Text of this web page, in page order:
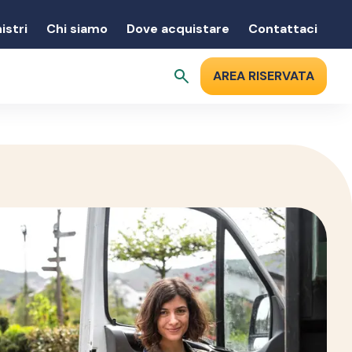
Chi siamo Dove acquistare Contattaci
AREA RISERVATA